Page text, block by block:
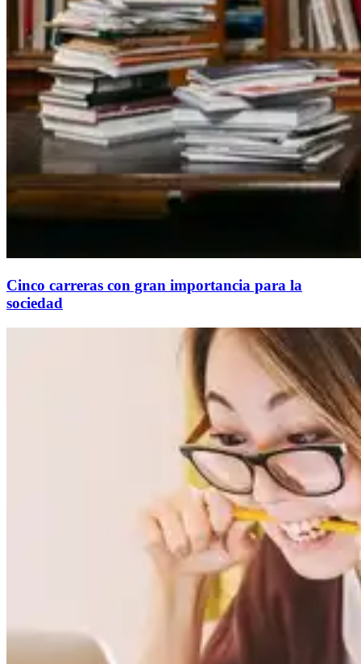
Cinco carreras con gran importancia para la
sociedad